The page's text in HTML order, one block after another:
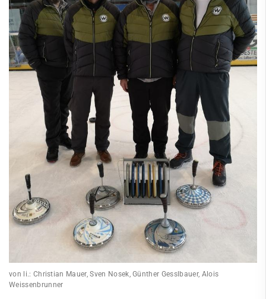
von li.: Christian Mauer, Sven Nosek, Günther Gesslbauer, Alois
Weissenbrunner